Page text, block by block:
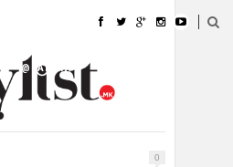
УБАВИНА
@РАБОТА
0